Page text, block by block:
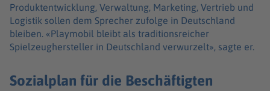
Produktentwicklung, Verwaltung, Marketing, Vertrieb und
Logistik sollen dem Sprecher zufolge in Deutschland
bleiben. «Playmobil bleibt als traditionsreicher
Spielzeughersteller in Deutschland verwurzelt», sagte er.
Sozialplan für die Beschäftigten